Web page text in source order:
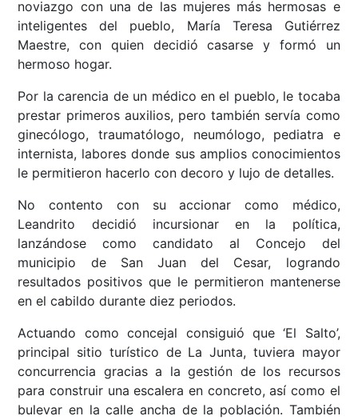
noviazgo con una de las mujeres más hermosas e
inteligentes del pueblo, María Teresa Gutiérrez
Maestre, con quien decidió casarse y formó un
hermoso hogar.
Por la carencia de un médico en el pueblo, le tocaba
prestar primeros auxilios, pero también servía como
ginecólogo, traumatólogo, neumólogo, pediatra e
internista, labores donde sus amplios conocimientos
le permitieron hacerlo con decoro y lujo de detalles.
No contento con su accionar como médico,
Leandrito decidió incursionar en la política,
lanzándose como candidato al Concejo del
municipio de San Juan del Cesar, logrando
resultados positivos que le permitieron mantenerse
en el cabildo durante diez periodos.
Actuando como concejal consiguió que ‘El Salto’,
principal sitio turístico de La Junta, tuviera mayor
concurrencia gracias a la gestión de los recursos
para construir una escalera en concreto, así como el
bulevar en la calle ancha de la población. También